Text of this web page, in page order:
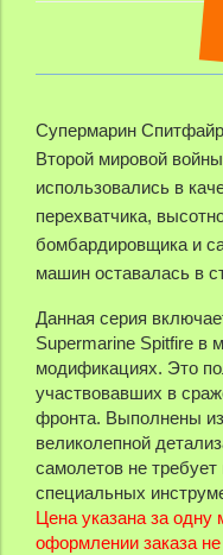
Супермарин
Второй мировой
использовались в
перехватчика,
бомбардировщика и
машин оставалась в
Данная серия
Supermarine Spitfire в
модификациях. Это
участвовавших в
фронта. Выполнены из
великолепной
самолетов не
специальных
Цена указана за одну
оформлении заказа